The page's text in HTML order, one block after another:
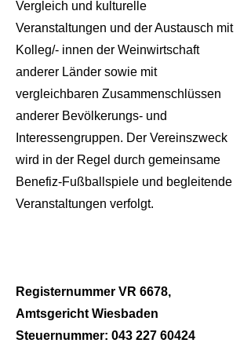
Vergleich und kulturelle
Veranstaltungen und der Austausch mit
Kolleg/- innen der Weinwirtschaft
anderer Länder sowie mit
vergleichbaren Zusammenschlüssen
anderer Bevölkerungs- und
Interessengruppen. Der Vereinszweck
wird in der Regel durch gemeinsame
Benefiz-Fußballspiele und begleitende
Veranstaltungen verfolgt.
Registernummer VR 6678,
Amtsgericht Wiesbaden
Steuernummer: 043 227 60424